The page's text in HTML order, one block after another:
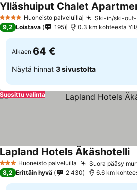
4 TähtiluokitusHuoneisto palveluilla Ski-in/ski-
Ylläshuiput Chalet
9,2 Loistava 195 0.3 km kohteesta
Alkaen 64 €
Näytä hinnat 3 sivustolta
Suosittu valinta
3 Tähtiluokitus
Huoneisto palveluilla Suora pääsy
Lapland Hotels Äkäshotelli
8,2 Erittäin hyvä 2 430 6.6 km